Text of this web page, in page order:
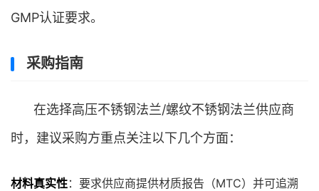
GMP认证要求。
采购指南
在选择高压不锈钢法兰/螺纹不锈钢法兰供应商
时，建议采购方重点关注以下几个方面：
材料真实性：要求供应商提供材质报告（MTC）并可追溯